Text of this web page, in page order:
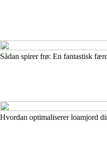
Sådan spirer frø: En fantastisk
Hvordan optimaliserer loamjord